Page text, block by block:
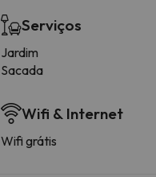
Serviços
Jardim
Sacada
Wifi & Internet
Wifi grátis